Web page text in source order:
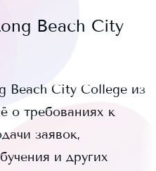
Beach City
Beach City College из
о требованиях к
заявок,
и других